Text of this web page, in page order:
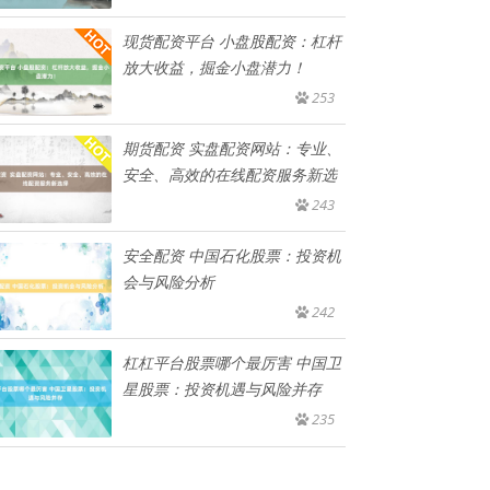
现货配资平台 小盘股配资：杠杆
放大收益，掘金小盘潜力！
253
期货配资 实盘配资网站：专业、
安全、高效的在线配资服务新选
243
安全配资 中国石化股票：投资机
会与风险分析
242
杠杠平台股票哪个最厉害 中国卫
星股票：投资机遇与风险并存
235